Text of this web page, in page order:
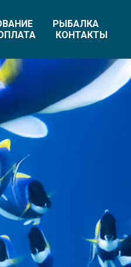
РЫБАЛКА
КОНТАКТЫ